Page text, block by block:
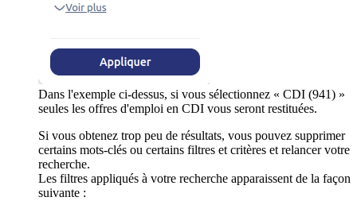
Dans l'exemple ci-dessus, si vous sélectionnez « CDI (941) »
seules les offres d'emploi en CDI vous seront restituées.
Si vous obtenez trop peu de résultats, vous pouvez supprimer
certains mots-clés ou certains filtres et critères et relancer votre
recherche.
Les filtres appliqués à votre recherche apparaissent de la façon
suivante :